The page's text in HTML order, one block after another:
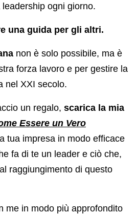
ogni giorno.
una guida per gli altri.
non è solo possibile, ma è
forza lavoro e per gestire la
nel XXI secolo.
un regalo, scarica la mia
Essere un Vero
tua impresa in modo efficace
fa di te un leader e ciò che,
raggiungimento di questo
me in modo più approfondito